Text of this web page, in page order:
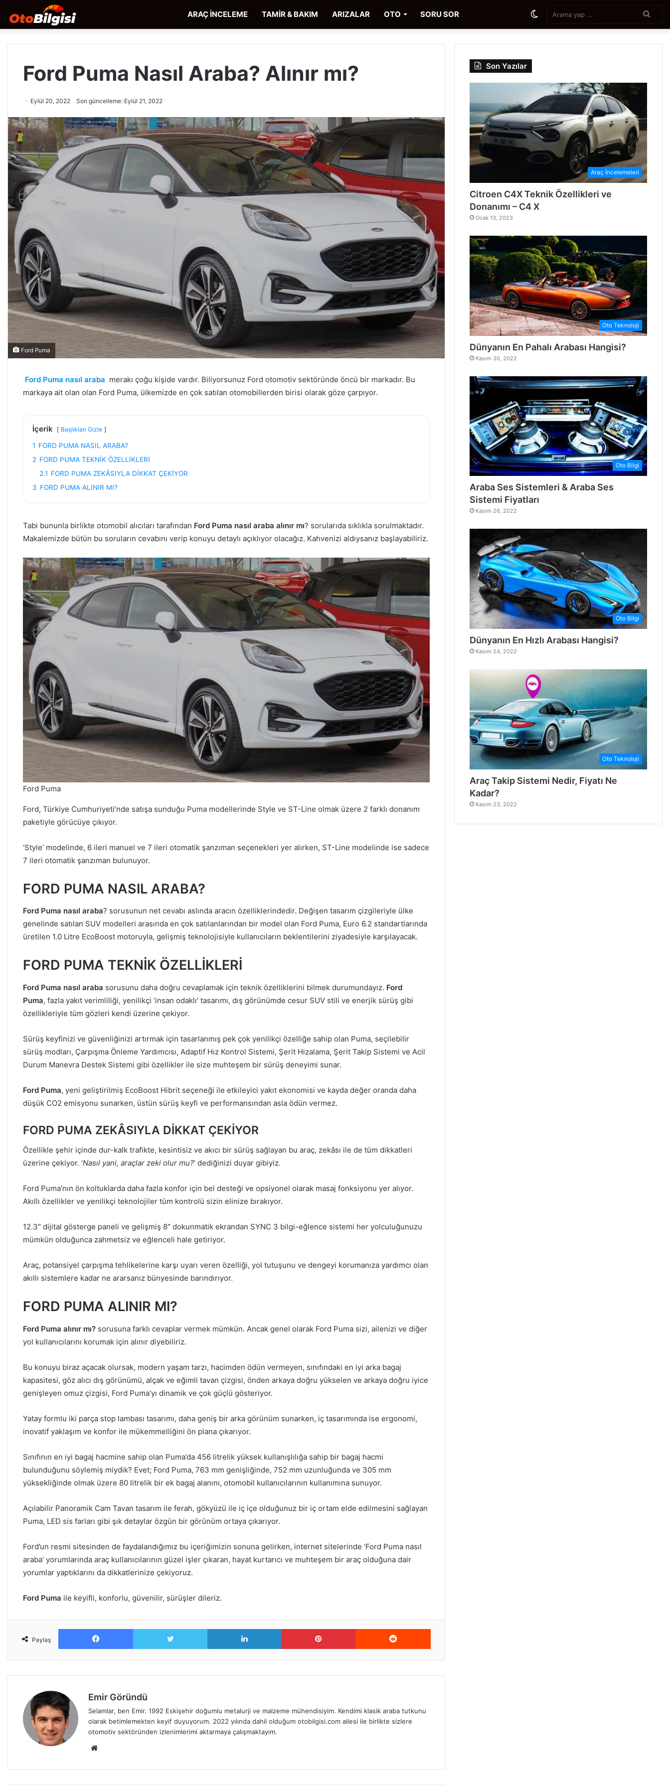
ARAÇ İNCELEME TAMİR & BAKIM ARIZALAR OTO SORU SOR
...
görünümü
Ford Puma Nasıl Araba? Alınır mı?
Eylül 20, 2022 Son güncelleme: Eylül 21, 2022
Ford Puma
Ford Puma nasıl araba merakı çoğu kişide vardır. Biliyorsunuz Ford otomotiv sektöründe öncü bir markadır. Bu
markaya ait olan olan Ford Puma, ülkemizde en çok satılan otomobillerden birisi olarak göze çarpıyor.
İçerik Başlıkları Gizle
1 FORD PUMA NASIL ARABA?
2 FORD PUMA TEKNİK ÖZELLİKLERİ
2.1 FORD PUMA ZEKÂSIYLA DİKKAT ÇEKİYOR
3 FORD PUMA ALINIR MI?
Tabi bununla birlikte otomobil alıcıları tarafından Ford Puma nasıl araba alınır mı? sorularıda sıklıkla sorulmaktadır.
Makalemizde bütün bu soruların cevabını verip konuyu detaylı açıklıyor olacağız. Kahvenizi aldıysanız başlayabiliriz.
Ford Puma
Ford, Türkiye Cumhuriyeti’nde satışa sunduğu Puma modellerinde Style ve ST-Line olmak üzere 2 farklı donanım
paketiyle görücüye çıkıyor.
‘Style’ modelinde, 6 ileri manuel ve 7 ileri otomatik şanzıman seçenekleri yer alırken, ST-Line modelinde ise sadece
7 ileri otomatik şanzıman bulunuyor.
FORD PUMA NASIL ARABA?
Ford Puma nasıl araba? sorusunun net cevabı aslında aracın özelliklerindedir. Değişen tasarım çizgileriyle ülke
genelinde satılan SUV modelleri arasında en çok satılanlarından bir model olan Ford Puma, Euro 6.2 standartlarında
üretilen 1.0 Litre EcoBoost motoruyla, gelişmiş teknolojisiyle kullanıcıların beklentilerini ziyadesiyle karşılayacak.
FORD PUMA TEKNİK ÖZELLİKLERİ
Ford Puma nasıl araba sorusunu daha doğru cevaplamak için teknik özelliklerini bilmek durumundayız. Ford
Puma, fazla yakıt verimliliği, yenilikçi ‘insan odaklı’ tasarımı, dış görünümde cesur SUV stili ve enerjik sürüş gibi
özellikleriyle tüm gözleri kendi üzerine çekiyor.
Sürüş keyfinizi ve güvenliğinizi artırmak için tasarlanmış pek çok yenilikçi özelliğe sahip olan Puma, seçilebilir
sürüş modları, Çarpışma Önleme Yardımcısı, Adaptif Hız Kontrol Sistemi, Şerit Hizalama, Şerit Takip Sistemi ve Acil
Durum Manevra Destek Sistemi gibi özellikler ile size muhteşem bir sürüş deneyimi sunar.
Ford Puma, yeni geliştirilmiş EcoBoost Hibrit seçeneği ile etkileyici yakıt ekonomisi ve kayda değer oranda daha
düşük CO2 emisyonu sunarken, üstün sürüş keyfi ve performansından asla ödün vermez.
FORD PUMA ZEKÂSIYLA DİKKAT ÇEKİYOR
Özellikle şehir içinde dur-kalk trafikte, kesintisiz ve akıcı bir sürüş sağlayan bu araç, zekâsı ile de tüm dikkatleri
üzerine çekiyor. ‘Nasıl yani, araçlar zeki olur mu?’ dediğinizi duyar gibiyiz.
Ford Puma’nın ön koltuklarda daha fazla konfor için bel desteği ve opsiyonel olarak masaj fonksiyonu yer alıyor.
Akıllı özellikler ve yenilikçi teknolojiler tüm kontrolü sizin elinize bırakıyor.
12.3″ dijital gösterge paneli ve gelişmiş 8″ dokunmatik ekrandan SYNC 3 bilgi-eğlence sistemi her yolculuğunuzu
mümkün olduğunca zahmetsiz ve eğlenceli hale getiriyor.
Araç, potansiyel çarpışma tehlikelerine karşı uyarı veren özelliği, yol tutuşunu ve dengeyi korumanıza yardımcı olan
akıllı sistemlere kadar ne ararsanız bünyesinde barındırıyor.
FORD PUMA ALINIR MI?
Ford Puma alınır mı? sorusuna farklı cevaplar vermek mümkün. Ancak genel olarak Ford Puma sizi, ailenizi ve diğer
yol kullanıcılarını korumak için alınır diyebiliriz.
Bu konuyu biraz açacak olursak, modern yaşam tarzı, hacimden ödün vermeyen, sınıfındaki en iyi arka bagaj
kapasitesi, göz alıcı dış görünümü, alçak ve eğimli tavan çizgisi, önden arkaya doğru yükselen ve arkaya doğru iyice
genişleyen omuz çizgisi, Ford Puma’yı dinamik ve çok güçlü gösteriyor.
Yatay formlu iki parça stop lambası tasarımı, daha geniş bir arka görünüm sunarken, iç tasarımında ise ergonomi,
inovatif yaklaşım ve konfor ile mükemmelliğini ön plana çıkarıyor.
Sınıfının en iyi bagaj hacmine sahip olan Puma’da 456 litrelik yüksek kullanışlılığa sahip bir bagaj hacmi
bulunduğunu söylemiş miydik? Evet; Ford Puma, 763 mm genişliğinde, 752 mm uzunluğunda ve 305 mm
yüksekliğinde olmak üzere 80 litrelik bir ek bagaj alanını, otomobil kullanıcılarının kullanımına sunuyor.
Açılabilir Panoramik Cam Tavan tasarım ile ferah, gökyüzü ile iç içe olduğunuz bir iç ortam elde edilmesini sağlayan
Puma, LED sis farları gibi şık detaylar özgün bir görünüm ortaya çıkarıyor.
Ford’un resmi sitesinden de faydalandığımız bu içeriğimizin sonuna gelirken, internet sitelerinde ‘Ford Puma nasıl
araba’ yorumlarında araç kullanıcılarının güzel işler çıkaran, hayat kurtarıcı ve muhteşem bir araç olduğuna dair
yorumlar yaptıklarını da dikkatlerinize çekiyoruz.
Ford Puma ile keyifli, konforlu, güvenilir, sürüşler dileriz.
Paylaş
Facebook Twitter LinkedIn Pinterest Reddit
Emir Göründü
Selamlar, ben Emir. 1992 Eskişehir doğumlu metalurji ve malzeme mühendisiyim. Kendimi klasik araba tutkunu
olarak betimlemekten keyif duyuyorum. 2022 yılında dahil olduğum otobilgisi.com ailesi ile birlikte sizlere
otomotiv sektöründen izlenimlerimi aktarmaya çalışmaktayım.
Web
Son Yazılar
Araç İncelemeleri
Citroen C4X Teknik Özellikleri ve
Donanımı – C4 X
Ocak 13, 2023
Oto Teknoloji
Dünyanın En Pahalı Arabası Hangisi?
Kasım 30, 2022
Oto Bilgi
Araba Ses Sistemleri & Araba Ses
Sistemi Fiyatları
Kasım 26, 2022
Oto Bilgi
Dünyanın En Hızlı Arabası Hangisi?
Kasım 24, 2022
Oto Teknoloji
Araç Takip Sistemi Nedir, Fiyatı Ne
Kadar?
Kasım 23, 2022